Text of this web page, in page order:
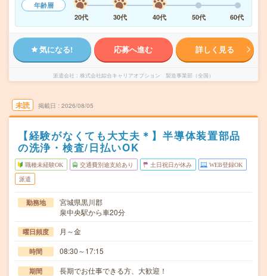
年齢層
20代
30代 40代 50代 60代
気になる! 応募へ進む 詳しく見る
派遣会社 株式会社綜合キャリアオプション 製造事業部（全国）
未読 掲載日 2026/08/05
【経験がなくても大丈夫＊】半導体装置部品
の洗浄・検査/日払いOK
職種未経験OK 交通費別途支給あり 土日祝日が休み WEB登録OK
派遣
勤務地
宮城県黒川郡
泉中央駅から車20分
曜日頻度 月～金
時間 08:30～17:15
期間 長期でお仕事できる方、大歓迎！